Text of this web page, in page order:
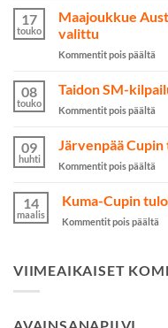
kuin
17
touko
Maajoukkue
valittu
Kommentit pois päältä
08
touko
Taidon SM-
Kommentit pois päältä
09
huhti
Järvenpää
Kommentit pois päältä
14
maalis
Kuma-Cupin
Kommentit pois päältä
VIIMEAIKAISET